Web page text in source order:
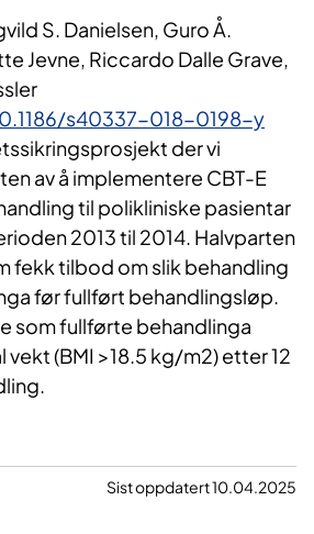
S. Danielsen, Guro Å.
Jevne, Riccardo Dalle Grave,
s40337-018-0198-y
der vi
av å implementere CBT-E
til polikliniske pasientar
2013 til 2014. Halvparten
fekk tilbod om slik behandling
før fullført behandlingsløp.
som fullførte behandlinga
(BMI >18.5 kg/m2) etter 12
Sist oppdatert 10.04.2025